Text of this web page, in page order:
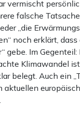
vermischt
falsche
„die
noch erklärt, dass
gebe. Im Gegenteil:
Klimawandel
belegt. Auch ein
aktuellen